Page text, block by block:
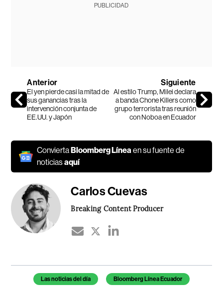
PUBLICIDAD
Anterior
El yen pierde casi la mitad de
sus ganancias tras la
intervención conjunta de
EE.UU. y Japón
Siguiente
Al estilo Trump, Milei declara
a banda Chone Killers como
grupo terrorista tras reunión
con Noboa en Ecuador
ConviertaBloomberg Líneaen su fuente de
noticiasaquí
Carlos Cuevas
Breaking Content Producer
Temas de este artículo
Las noticias del día Bloomberg Línea Ecuador